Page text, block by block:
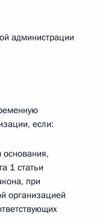
администрации
если:
1 статьи
при
организацией